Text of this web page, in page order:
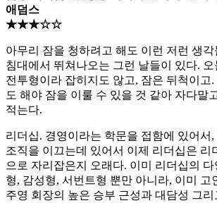
애덤스
★★★☆☆
아무리 잠을 청하려고 해도 이런 저런 생
침대에서 뛰쳐나오는 그런 날들이 있다.
전투형이라 잡히지도 않고, 잠은 뒤척이고
도 해야 잠을 이룰 수 있을 것 같아 자다말
적는다.
리더십. 경영이라는 학문을 접함에 있어서
조직을 이끄는데 있어서 이제 리더십은 리
으로 자리잡은지 오래다. 이미 리더십의 다
형, 감성형, 서번트형 뿐만 아니라, 이미 고
주영 회장의 높은 승부 근성과 대담성 그